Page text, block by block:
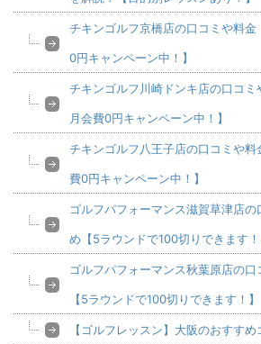
チキンゴルフ京橋店の口コミや料
0円キャンペーン中！】
チキンゴルフ川崎ドンキ店の口コ
月会費0円キャンペーン中！】
チキンゴルフ八王子店の口コミや
費0円キャンペーン中！】
ゴルフパフォーマンス滋賀草津店の
め【5ラウンドで100切りできます！
ゴルフパフォーマンス秋葉原店の
【5ラウンドで100切りできます！】
【ゴルフレッスン】大阪のおすす